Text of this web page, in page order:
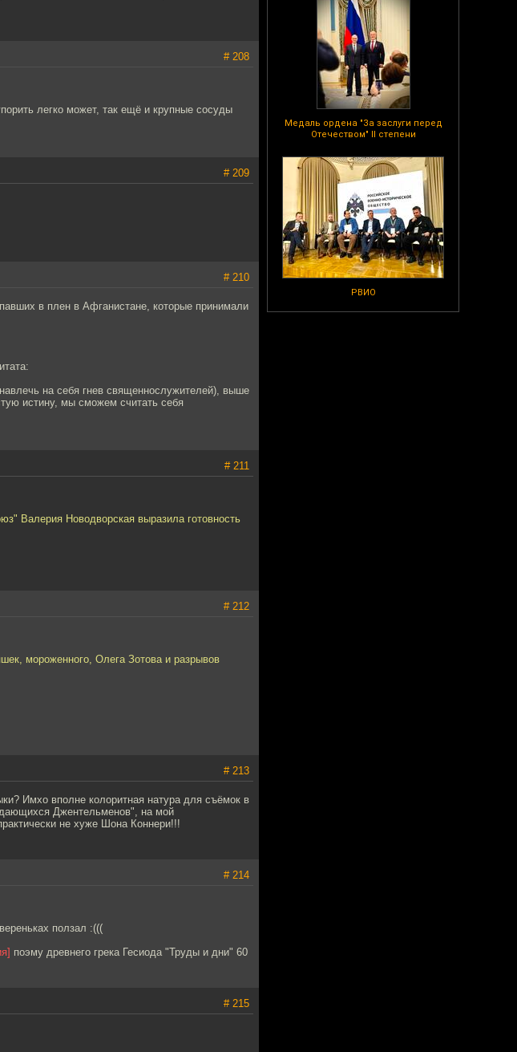
Медаль ордена "За заслуги перед
Отечеством" II степени
РВИО
# 208
легко может, так ещё и крупные сосуды
# 209
# 210
в плен в Афганистане, которые принимали
на себя гнев священнослужителей), выше
истину, мы сможем считать себя
# 211
Валерия Новодворская выразила готовность
# 212
мороженного, Олега Зотова и разрывов
# 213
Имхо вполне колоритная натура для съёмок в
Джентельменов", на мой
не хуже Шона Коннери!!!
# 214
ползал :(((
поэму древнего грека Гесиода "Труды и дни" 60
# 215